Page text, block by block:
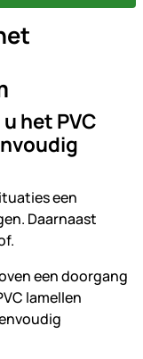
het PVC
een
Daarnaast
een doorgang
lamellen